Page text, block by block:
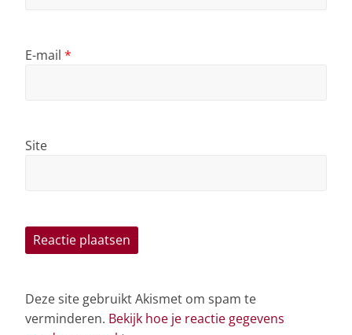
E-mail *
Site
Deze site gebruikt Akismet om spam te
verminderen. Bekijk hoe je reactie gegevens